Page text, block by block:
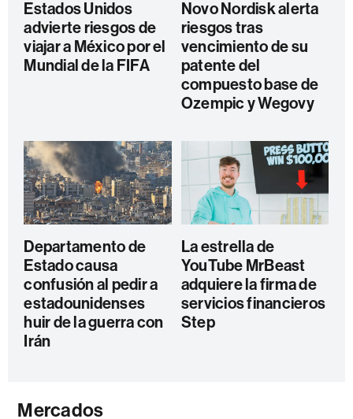
Estados Unidos
advierte riesgos de
viajar a México por el
Mundial de la FIFA
Novo Nordisk alerta
riesgos tras
vencimiento de su
patente del
compuesto base de
Ozempic y Wegovy
Departamento de
Estado causa
confusión al pedir a
estadounidenses
huir de la guerra con
Irán
La estrella de
YouTube MrBeast
adquiere la firma de
servicios financieros
Step
Mercados